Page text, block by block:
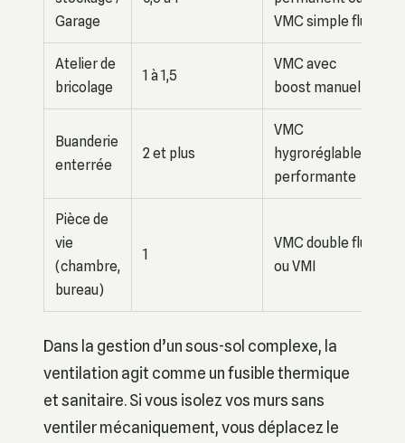
Garage
VMC simple flux
Atelier de
bricolage
1 à 1,5
VMC avec
boost manuel
Buanderie
enterrée
2 et plus
VMC
hygroréglable
performante
Pièce de
vie
(chambre,
bureau)
1
VMC double flux
ou VMI
Dans la gestion d’un sous-sol complexe, la
ventilation agit comme un fusible thermique
et sanitaire. Si vous isolez vos murs sans
ventiler mécaniquement, vous déplacez le